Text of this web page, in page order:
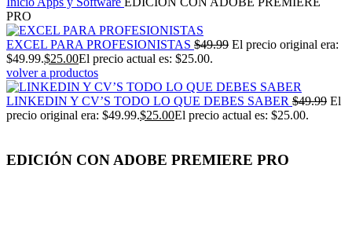
PRO
EXCEL PARA PROFESIONISTAS $49.99 El precio original era:
$49.99.$25.00El precio actual es: $25.00.
volver a productos
LINKEDIN Y CV’S TODO LO QUE DEBES SABER $49.99 El
precio original era: $49.99.$25.00El precio actual es: $25.00.
EDICIÓN CON ADOBE PREMIERE PRO